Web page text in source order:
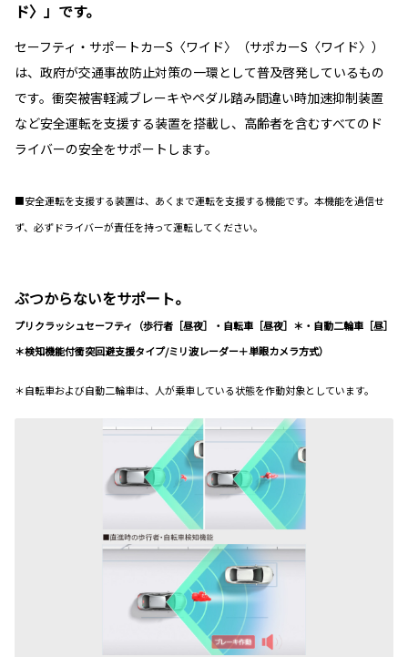
ド〉」です。
セーフティ・サポートカーS〈ワイド〉（サポカーS〈ワイド〉）
は、政府が交通事故防止対策の一環として普及啓発しているもの
です。衝突被害軽減ブレーキやペダル踏み間違い時加速抑制装置
など安全運転を支援する装置を搭載し、高齢者を含むすべてのド
ライバーの安全をサポートします。
■安全運転を支援する装置は、あくまで運転を支援する機能です。本機能を過信せ
ず、必ずドライバーが責任を持って運転してください。
ぶつからないをサポート。
プリクラッシュセーフティ（歩行者［昼夜］・自転車［昼夜］＊・自動二輪車［昼］
＊検知機能付衝突回避支援タイプ/ミリ波レーダー＋単眼カメラ方式）
＊自転車および自動二輪車は、人が乗車している状態を作動対象としています。